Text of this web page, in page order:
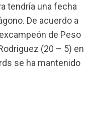
tendría una fecha
De acuerdo a
de Peso
(20 – 5) en
se ha mantenido